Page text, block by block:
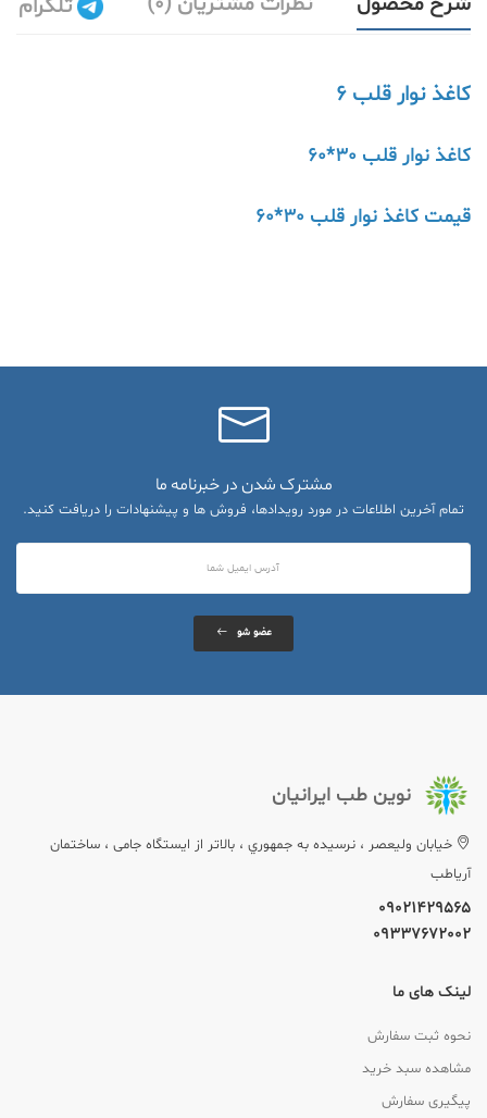
تلگرام
کاغذ نوار قلب 6
کاغذ نوار قلب 30*60
قیمت کاغذ نوار قلب 30*60
مشترک شدن در خبرنامه ما
تمام آخرین اطلاعات در مورد رویدادها، فروش ها و پیشنهادات را دریافت کنید.
عضو شو
نوین طب ایرانیان
خيابان وليعصر ، نرسيده به جمهوري ، بالاتر از ایستگاه جامی ، ساختمان
آریاطب
09021429565
09337672002
لینک های ما
نحوه ثبت سفارش
مشاهده سبد خرید
پیگیری سفارش